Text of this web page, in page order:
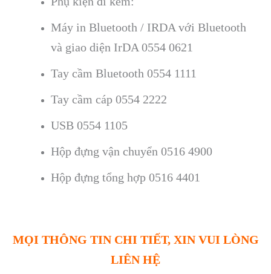
Máy in Bluetooth / IRDA với Bluetooth
và giao diện IrDA 0554 0621
Tay cầm Bluetooth 0554 1111
Tay cầm cáp 0554 2222
USB 0554 1105
Hộp đựng vận chuyển 0516 4900
Hộp đựng tổng hợp 0516 4401
MỌI THÔNG TIN CHI TIẾT, XIN VUI LÒNG
LIÊN HỆ